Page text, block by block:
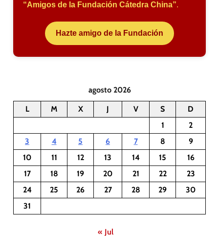
“Amigos de la Fundación Cátedra China”.
Hazte amigo de la Fundación
agosto 2026
L M X J V S
D
1
2
3
4 5 6 7 8
9
10
11 12 13 14 15
16
17
18 19 20 21 22
23
24
25 26 27 28 29
30
31
« Jul